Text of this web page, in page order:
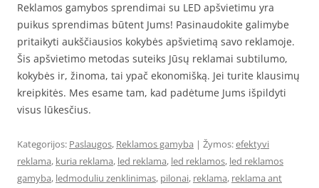
Reklamos gamybos sprendimai su LED apšvietimu yra
puikus sprendimas būtent Jums! Pasinaudokite galimybe
pritaikyti aukščiausios kokybės apšvietimą savo reklamoje.
Šis apšvietimo metodas suteiks Jūsų reklamai subtilumo,
kokybės ir, žinoma, tai ypač ekonomišką. Jei turite klausimų
kreipkitės. Mes esame tam, kad padėtume Jums išpildyti
visus lūkesčius.
Kategorijos: Paslaugos, Reklamos gamyba | Žymos:efektyvi
reklama, kuria reklama, led reklama, led reklamos, led reklamos
gamyba, ledmoduliu zenklinimas, pilonai, reklama, reklama ant